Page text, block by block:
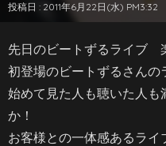
投稿日 : 2011年6月22日(水) PM3:32
先日のビートずるライブ
初登場のビートずるさんの
始めて見た人も聴いた人も
か！
お客様との一体感あるラ